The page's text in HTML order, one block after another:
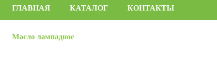
ГЛАВНАЯ КАТАЛОГ КОНТАКТЫ
Масло лампадное